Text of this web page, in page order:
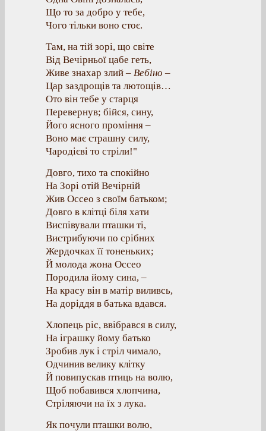
Що то за добро у тебе,
Чого тільки воно стоє.
Там, на тій зорі, що світе
Від Вечірньої цабе геть,
Живе знахар злий – Вебіно –
Цар заздрощів та лютощів…
Ото він тебе у старця
Перевернув; бійся, сину,
Його ясного проміння –
Воно має страшну силу,
Чародієві то стріли!"
Довго, тихо та спокійно
На Зорі отій Вечірній
Жив Оссео з своїм батьком;
Довго в клітці біля хати
Виспівували пташки ті,
Вистрибуючи по срібних
Жердочках її тоненьких;
Й молода жона Оссео
Породила йому сина, –
На красу він в матір виливсь,
На доріддя в батька вдався.
Хлопець ріс, ввібрався в силу,
На іграшку йому батько
Зробив лук і стріл чимало,
Одчинив велику клітку
Й повипускав птиць на волю,
Щоб побавився хлопчина,
Стріляючи на їх з лука.
Як почули пташки волю,